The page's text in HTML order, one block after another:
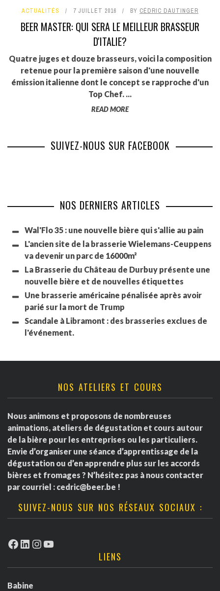
ACTUALITÉS 7 JUILLET 2016 BY CÉDRIC DAUTINGER
BEER MASTER: QUI SERA LE MEILLEUR BRASSEUR
D'ITALIE?
Quatre juges et douze brasseurs, voici la composition
retenue pour la première saison d'une nouvelle
émission italienne dont le concept se rapproche d'un
Top Chef. ...
READ MORE
SUIVEZ-NOUS SUR FACEBOOK
NOS DERNIERS ARTICLES
Wal'Flo 35 : une nouvelle bière qui s'allie au pain
L'ancien site de la brasserie Wielemans-Ceuppens
va devenir un parc de 16000m²
La Brasserie du Château de Durbuy présente une
nouvelle bière et de nouvelles étiquettes
Une brasserie américaine pénalisée après avoir
parié sur la mort de Trump
Scandale à Libramont : des brasseries exclues de
l'événement.
NOS ATELIERS ET COURS
Nous animons et proposons de nombreuses
animations, ateliers de dégustation et cours autour
de la bière pour les entreprises ou les particuliers.
Envie d’organiser une séance d’apprentissage de la
dégustation ou d’en apprendre plus sur les accords
bières et fromages ? N’hésitez pas à nous contacter
par courriel : cedric@beer.be !
SUIVEZ-NOUS SUR NOS RÉSEAUX SOCIAUX :
Facebook
LinkedIn
Instagram
YouTube
LIENS
Babine